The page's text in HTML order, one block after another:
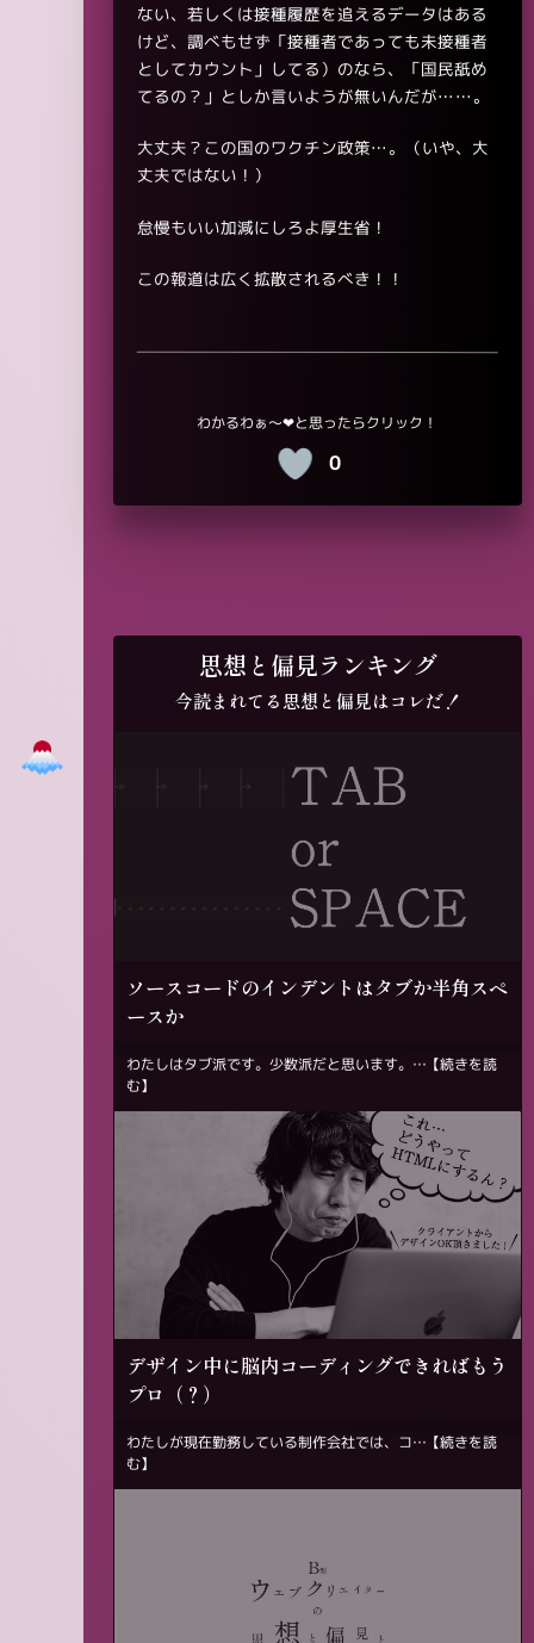
ない、若しくは接種履歴を追えるデータはある
けど、調べもせず「接種者であっても未接種者
としてカウント」してる）のなら、「国民舐め
てるの？」としか言いようが無いんだが……。
大丈夫？この国のワクチン政策…。（いや、大
丈夫ではない！）
怠慢もいい加減にしろよ厚生省！
この報道は広く拡散されるべき！！
0
思想と偏見ランキング
今読まれてる思想と偏見はコレだ！
ソースコードのインデントはタブか半角スペ
ースか
わたしはタブ派です。少数派だと思います。… 【続きを読
む】
デザイン中に脳内コーディングできればもう
プロ（？）
わたしが現在勤務している制作会社では、コ… 【続きを読
む】